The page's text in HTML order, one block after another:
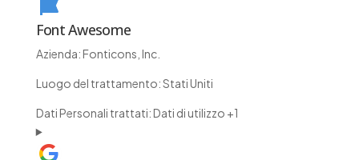
Font Awesome
Azienda:Fonticons, Inc.
Luogo del trattamento:Stati Uniti
Dati Personali trattati:Dati di utilizzo +1